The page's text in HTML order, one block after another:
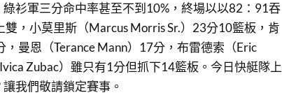
衫軍三分命中率甚至不到10%，終場以以82：91吞
，小莫里斯（Marcus Morris Sr.）23分10籃板，肯
，曼恩（Terance Mann）17分，布雷德索（Eric
Zubac）雖只有1分但抓下14籃板。今日快艇隊上
我們敬請鎖定賽事。